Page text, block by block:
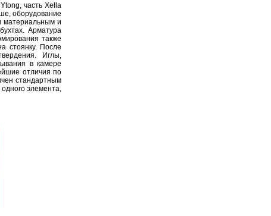
часть Xella
оборудование
материальным и
Арматура
также
стоянку. После
Иглы,
в камере
отличия по
стандартным
элемента,